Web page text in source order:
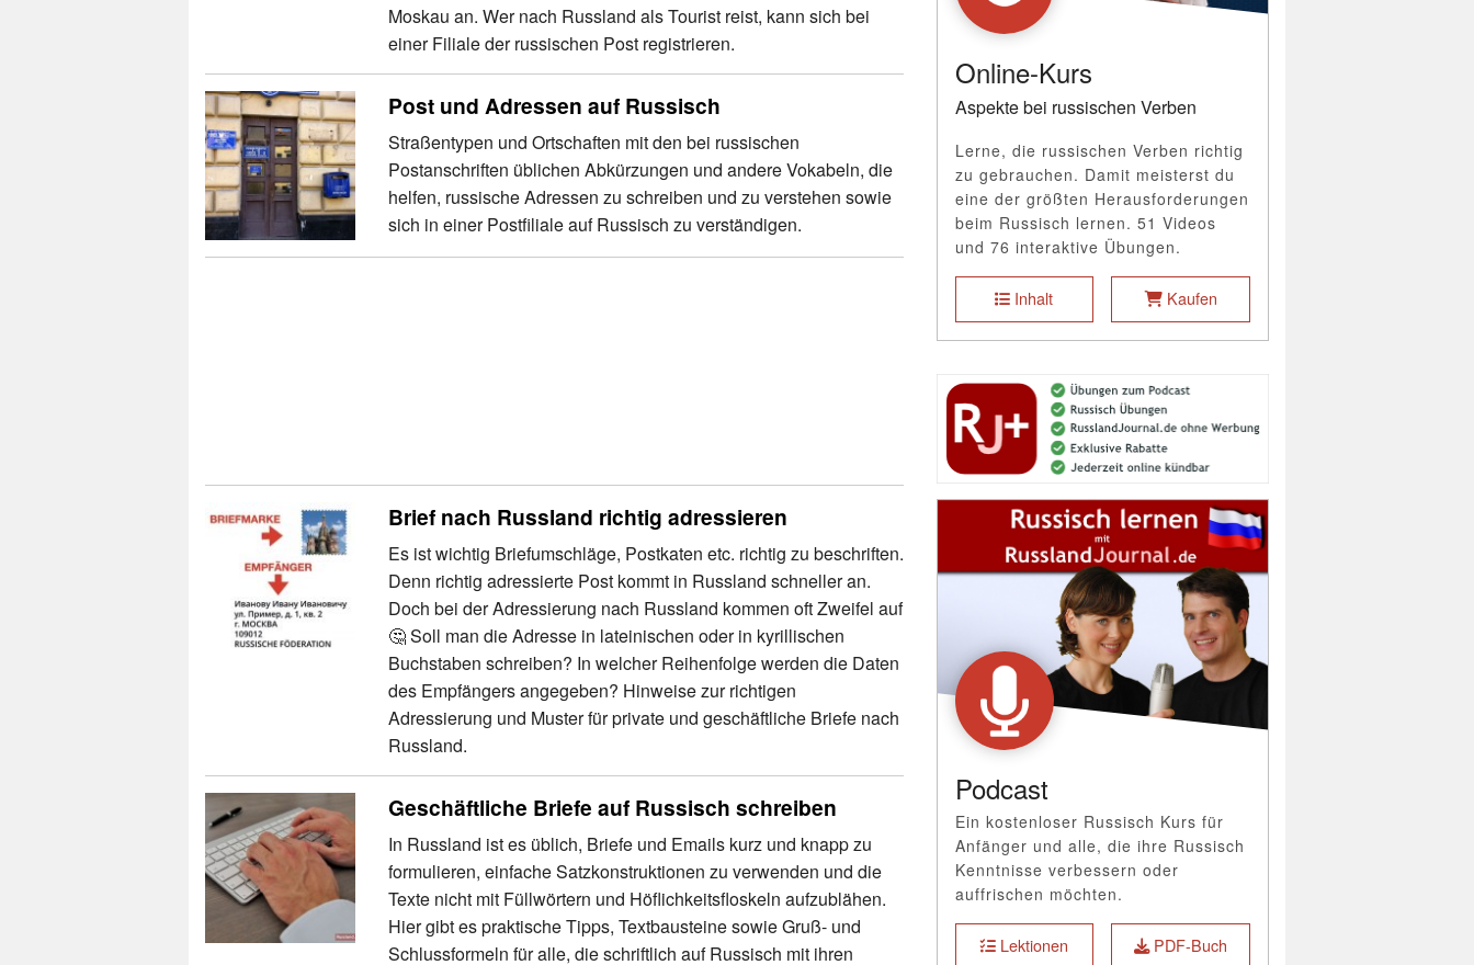
Moskau an. Wer nach Russland als Tourist reist, kann sich bei
einer Filiale der russischen Post registrieren.
Post und Adressen auf Russisch
Straßentypen und Ortschaften mit den bei russischen
Postanschriften üblichen Abkürzungen und andere Vokabeln, die
helfen, russische Adressen zu schreiben und zu verstehen sowie
sich in einer Postfiliale auf Russisch zu verständigen.
Brief nach Russland richtig adressieren
Es ist wichtig Briefumschläge, Postkaten etc. richtig zu beschriften.
Denn richtig adressierte Post kommt in Russland schneller an.
Doch bei der Adressierung nach Russland kommen oft Zweifel auf
🤔 Soll man die Adresse in lateinischen oder in kyrillischen
Buchstaben schreiben? In welcher Reihenfolge werden die Daten
des Empfängers angegeben? Hinweise zur richtigen
Adressierung und Muster für private und geschäftliche Briefe nach
Russland.
Geschäftliche Briefe auf Russisch schreiben
In Russland ist es üblich, Briefe und Emails kurz und knapp zu
formulieren, einfache Satzkonstruktionen zu verwenden und die
Texte nicht mit Füllwörtern und Höflichkeitsfloskeln aufzublähen.
Hier gibt es praktische Tipps, Textbausteine sowie Gruß- und
Schlussformeln für alle, die schriftlich auf Russisch mit ihren
Online-Kurs
Aspekte bei russischen Verben
Lerne, die russischen Verben richtig
zu gebrauchen. Damit meisterst du
eine der größten Herausforderungen
beim Russisch lernen. 51 Videos
und 76 interaktive Übungen.
Inhalt Kaufen
Podcast
Ein kostenloser Russisch Kurs für
Anfänger und alle, die ihre Russisch
Kenntnisse verbessern oder
auffrischen möchten.
Lektionen PDF-Buch